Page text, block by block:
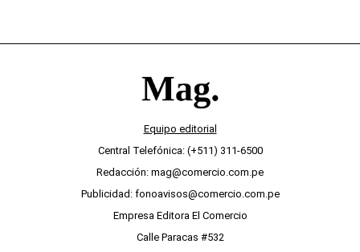
Equipo editorial
Central Telefónica: (+511) 311-6500
Redacción: mag@comercio.com.pe
Publicidad: fonoavisos@comercio.com.pe
Empresa Editora El Comercio
Calle Paracas #532